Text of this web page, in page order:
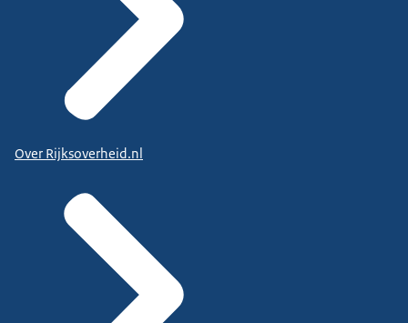
Over Rijksoverheid.nl